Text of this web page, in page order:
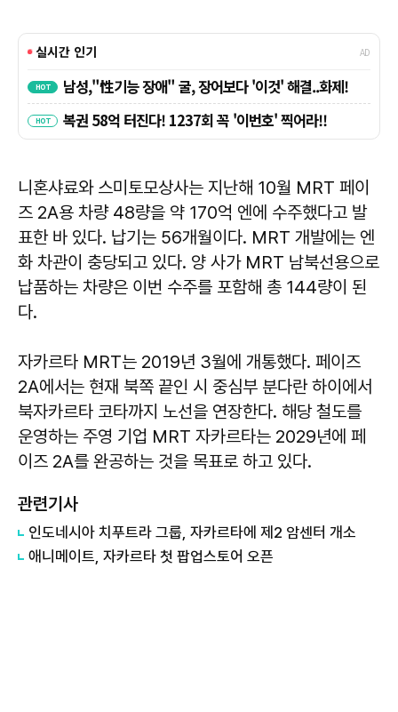
니혼샤료와 스미토모상사는 지난해 10월 MRT 페이
즈 2A용 차량 48량을 약 170억 엔에 수주했다고 발
표한 바 있다. 납기는 56개월이다. MRT 개발에는 엔
화 차관이 충당되고 있다. 양 사가 MRT 남북선용으로
납품하는 차량은 이번 수주를 포함해 총 144량이 된
다.
자카르타 MRT는 2019년 3월에 개통했다. 페이즈
2A에서는 현재 북쪽 끝인 시 중심부 분다란 하이에서
북자카르타 코타까지 노선을 연장한다. 해당 철도를
운영하는 주영 기업 MRT 자카르타는 2029년에 페
이즈 2A를 완공하는 것을 목표로 하고 있다.
관련기사
인도네시아 치푸트라 그룹, 자카르타에 제2 암센터 개소
애니메이트, 자카르타 첫 팝업스토어 오픈